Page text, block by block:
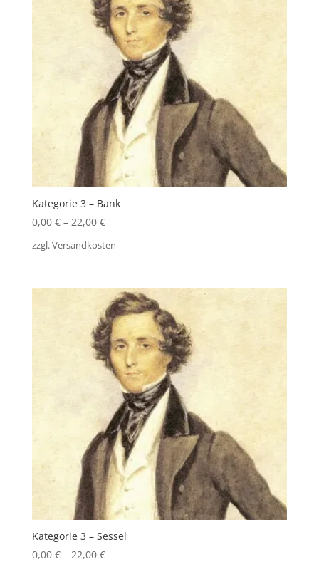
Kategorie 3 – Bank
0,00 €– 22,00 €
zzgl.Versandkosten
Kategorie 3 – Sessel
0,00 €– 22,00 €